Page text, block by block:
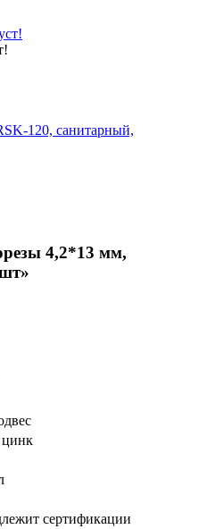
120, санитарный,
4,2*13 мм,
сертификации